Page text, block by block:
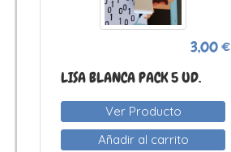
3,00 €
LISA BLANCA PACK 5 UD.
Ver Producto
Añadir al carrito